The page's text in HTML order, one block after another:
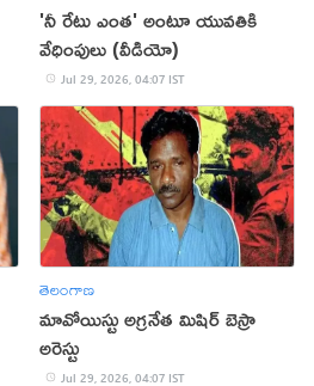
'నీ రేటు ఎంత' అంటూ యువతికి
వేధింపులు (వీడియో)
Jul 29, 2026, 04:07 IST
తెలంగాణ
మావోయిస్టు అగ్రనేత మిషిర్‌ బెస్రా
అరెస్టు
Jul 29, 2026, 04:07 IST